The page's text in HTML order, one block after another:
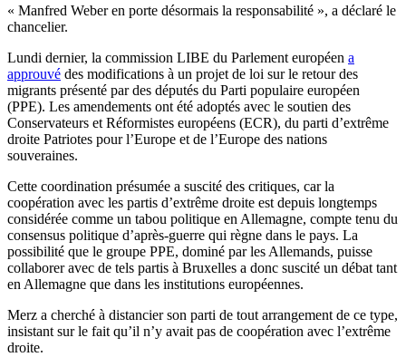
« Manfred Weber en porte désormais la responsabilité », a déclaré le
chancelier.
Lundi dernier, la commission LIBE du Parlement européen a
approuvé des modifications à un projet de loi sur le retour des
migrants présenté par des députés du Parti populaire européen
(PPE). Les amendements ont été adoptés avec le soutien des
Conservateurs et Réformistes européens (ECR), du parti d’extrême
droite Patriotes pour l’Europe et de l’Europe des nations
souveraines.
Cette coordination présumée a suscité des critiques, car la
coopération avec les partis d’extrême droite est depuis longtemps
considérée comme un tabou politique en Allemagne, compte tenu du
consensus politique d’après-guerre qui règne dans le pays. La
possibilité que le groupe PPE, dominé par les Allemands, puisse
collaborer avec de tels partis à Bruxelles a donc suscité un débat tant
en Allemagne que dans les institutions européennes.
Merz a cherché à distancier son parti de tout arrangement de ce type,
insistant sur le fait qu’il n’y avait pas de coopération avec l’extrême
droite.